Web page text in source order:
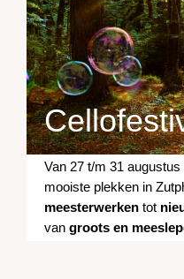
Van 27 t/m 31
mooiste plekken in
meesterwerken tot
van groots en